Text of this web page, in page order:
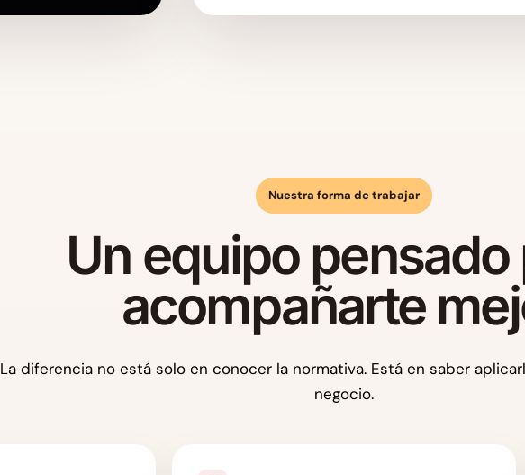
Nuestra forma de trabajar
Un equipo pensado
acompañarte
La diferencia no está solo en conocer la normativa. Está en saber
negocio.